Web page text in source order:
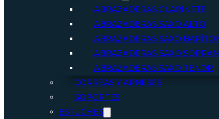
ABRAZADERAS CLARINETE
ABRAZADERAS SAXO ALTO
ABRAZADERAS SAXO
ABRAZADERAS SAXO
ABRAZADERAS SAXO TENOR
CORREAS Y ARNESES
SOPORTES
ESTUCHES